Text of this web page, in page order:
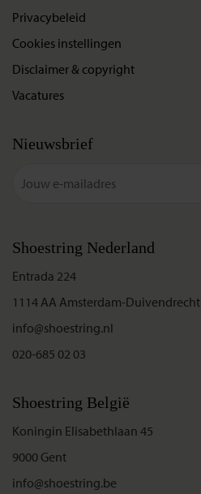
Privacybeleid
Cookies instellingen
Disclaimer & copyright
Vacatures
Nieuwsbrief
Shoestring Nederland
Entrada 224
1114 AA Amsterdam-Duivendrecht
info@shoestring.nl
020-685 02 03
Shoestring België
Koningin Elisabethlaan 45
9000 Gent
info@shoestring.be